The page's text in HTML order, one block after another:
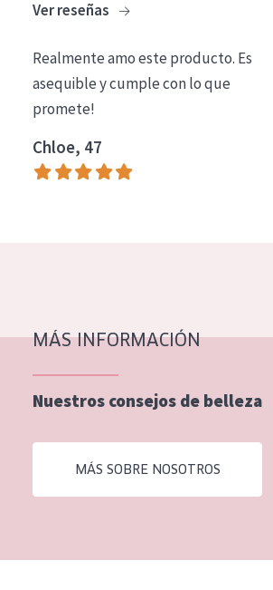
COLECCIÓN
Essentials
Lift+
Expert
TIPO DE PIEL
Piel expuesta al sol
Piel menopáusica
Todas las edades
Edad: de 35 a 55
Ver reseñas
Realmente amo este producto. Es
asequible y cumple con lo que
promete!
Chloe, 47
MÁS INFORMACIÓN
Nuestros consejos de belleza
MÁS SOBRE NOSOTROS